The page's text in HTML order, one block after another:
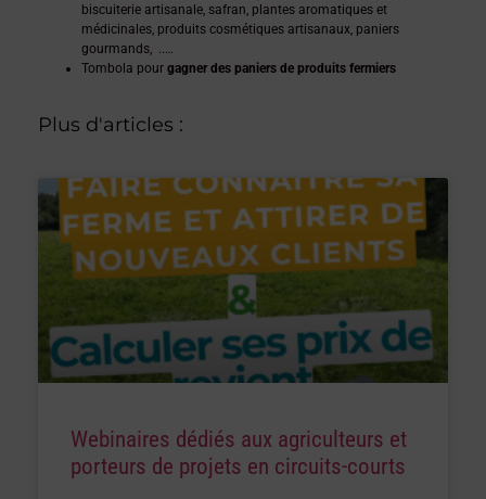
biscuiterie artisanale, safran, plantes aromatiques et
médicinales, produits cosmétiques artisanaux, paniers
gourmands, ..…
Tombola pour gagner des paniers de produits fermiers
Plus d'articles :
Webinaires dédiés aux agriculteurs et
porteurs de projets en circuits-courts